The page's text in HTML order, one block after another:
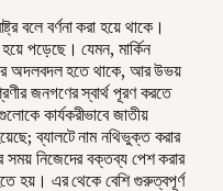
বলে বর্ণনা করা হয়ে থাকে।
পড়েছে। যেমন, মার্কিন
অদলবদল হতে থাকে, আর উভয়
জনগণের স্বার্থ পূরণ করতে
কার্যকরীভাবে জাতীয়
ব্যালটে নাম নথিভুক্ত করার
সময় নিজেদের বক্তব্য পেশ করার
হয়। এর থেকে বেশি গুরুত্বপূর্ণ